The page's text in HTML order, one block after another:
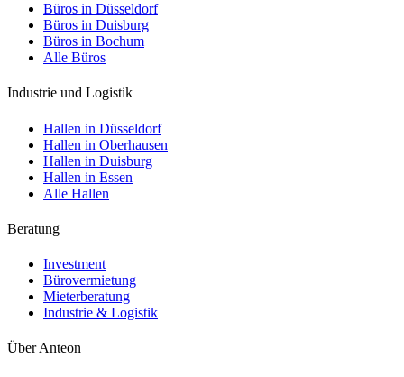
Büros in Düsseldorf
Büros in Duisburg
Büros in Bochum
Alle Büros
Industrie und Logistik
Hallen in Düsseldorf
Hallen in Oberhausen
Hallen in Duisburg
Hallen in Essen
Alle Hallen
Beratung
Investment
Bürovermietung
Mieterberatung
Industrie & Logistik
Über Anteon